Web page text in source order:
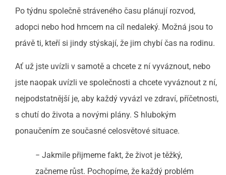
Po týdnu společně stráveného času plánují rozvod,
adopci nebo hod hrncem na cíl nedaleký. Možná jsou to
právě ti, kteří si jindy stýskají, že jim chybí čas na rodinu.
Ať už jste uvízli v samotě a chcete z ní vyváznout, nebo
jste naopak uvízli ve společnosti a chcete vyváznout z ní,
nejpodstatnější je, aby každý vyvázl ve zdraví, příčetnosti,
s chutí do života a novými plány. S hlubokým
ponaučením ze současné celosvětové situace.
− Jakmile přijmeme fakt, že život je těžký,
začneme růst. Pochopíme, že každý problém